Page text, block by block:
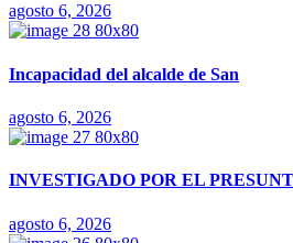
agosto 6, 2026
Incapacidad del alcalde de San
agosto 6, 2026
INVESTIGADO POR EL
agosto 6, 2026